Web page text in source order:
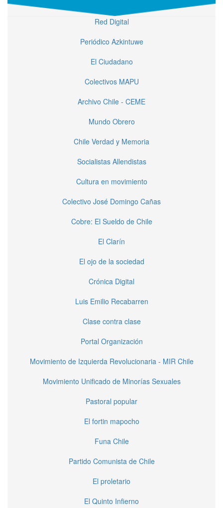
Red Digital
Periódico Azkintuwe
El Ciudadano
Colectivos MAPU
Archivo Chile - CEME
Mundo Obrero
Chile Verdad y Memoria
Socialistas Allendistas
Cultura en movimiento
Colectivo José Domingo Cañas
Cobre: El Sueldo de Chile
El Clarín
El ojo de la sociedad
Crónica Digital
Luis Emilio Recabarren
Clase contra clase
Portal Organización
Movimiento de Izquierda Revolucionaria - MIR Chile
Movimiento Unificado de Minorías Sexuales
Pastoral popular
El fortin mapocho
Funa Chile
Partido Comunista de Chile
El proletario
El Quinto Infierno